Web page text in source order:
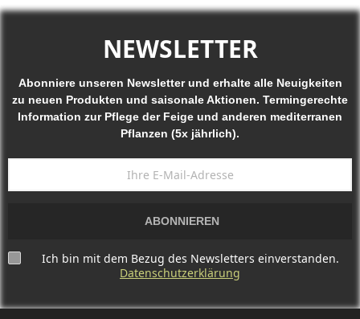
NEWSLETTER
Abonniere unseren Newsletter und erhalte alle Neuigkeiten
zu neuen Produkten und saisonale Aktionen. Termingerechte
Information zur Pflege der Feige und anderen mediterranen
Pflanzen (5x jährlich).
ABONNIEREN
Ich bin mit dem Bezug des Newsletters einverstanden.
Datenschutzerklärung